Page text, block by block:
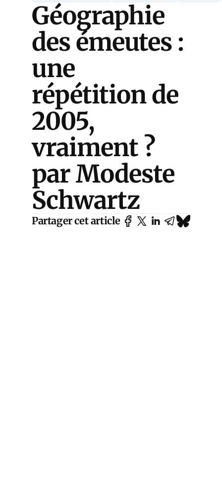
Géographie
des émeutes :
une
répétition de
2005,
vraiment ?
par Modeste
Schwartz
Partager cet article